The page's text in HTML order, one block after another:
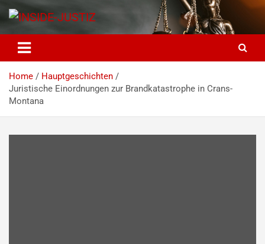
INSIDE-JUSTIZ
Investigativer Journalismus zur Dritten Gewalt
Home
Hauptgeschichten
Juristische Einordnungen zur Brandkatastrophe in Crans-
Montana